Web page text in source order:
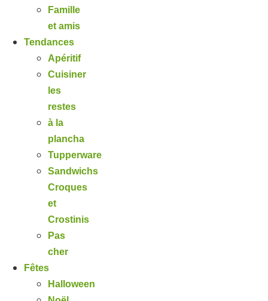
Famille
et amis
Tendances
Apéritif
Cuisiner
les
restes
à la
plancha
Tupperware
Sandwichs
Croques
et
Crostinis
Pas
cher
Fêtes
Halloween